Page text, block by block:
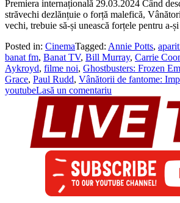
Premiera internațională 29.03.2024 Când
străvechi dezlănțuie o forță malefică,
vechi, trebuie să-și unească forțele pentru a-
Posted in: CinemaTagged: Annie Potts,
banat fm, Banat TV, Bill Murray, Carrie
Aykroyd, filme noi, Ghostbusters: Frozen
Grace, Paul Rudd, Vânătorii de fantome:
youtubeLasă un comentariu